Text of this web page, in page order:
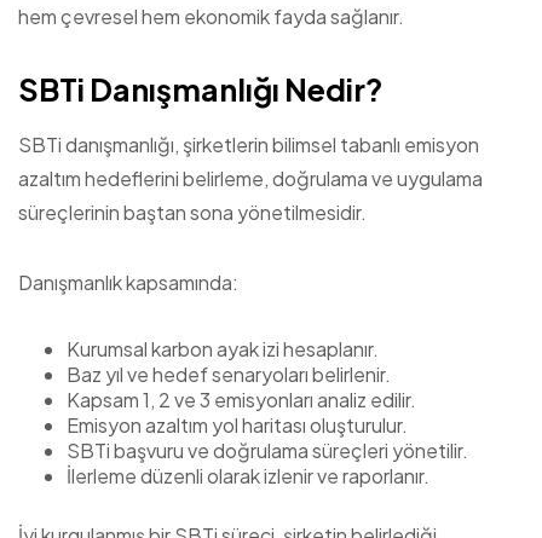
hem çevresel hem ekonomik fayda sağlanır.
SBTi Danışmanlığı Nedir?
SBTi danışmanlığı, şirketlerin bilimsel tabanlı emisyon
azaltım hedeflerini belirleme, doğrulama ve uygulama
süreçlerinin baştan sona yönetilmesidir.
Danışmanlık kapsamında:
Kurumsal karbon ayak izi hesaplanır.
Baz yıl ve hedef senaryoları belirlenir.
Kapsam 1, 2 ve 3 emisyonları analiz edilir.
Emisyon azaltım yol haritası oluşturulur.
SBTi başvuru ve doğrulama süreçleri yönetilir.
İlerleme düzenli olarak izlenir ve raporlanır.